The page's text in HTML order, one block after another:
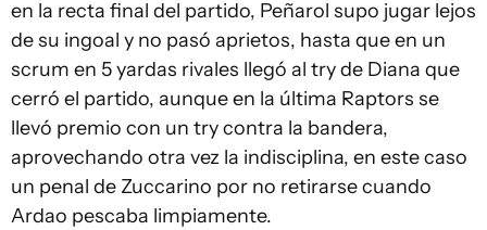
en la recta final del partido, Peñarol supo jugar lejos
de su ingoal y no pasó aprietos, hasta que en un
scrum en 5 yardas rivales llegó al try de Diana que
cerró el partido, aunque en la última Raptors se
llevó premio con un try contra la bandera,
aprovechando otra vez la indisciplina, en este caso
un penal de Zuccarino por no retirarse cuando
Ardao pescaba limpiamente.